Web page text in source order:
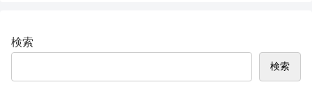
検索
検索